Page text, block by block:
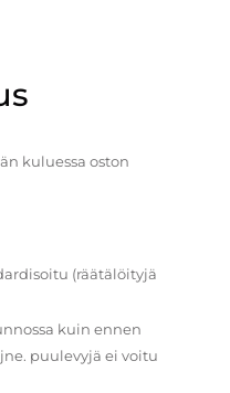
kuluessa oston
(räätälöityjä
kuin ennen
puulevyjä ei voitu